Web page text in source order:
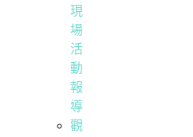
現
場
活
動
報
導
觀